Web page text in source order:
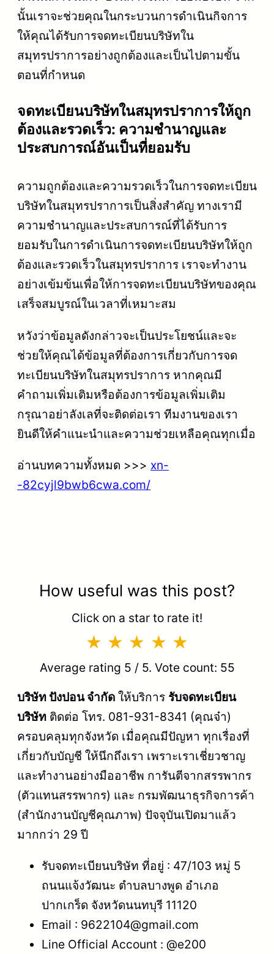
นั้นเราจะช่วยคุณในกระบวนการดำเนินกิจการ
ให้คุณได้รับการจดทะเบียนบริษัทใน
สมุทรปราการอย่างถูกต้องและเป็นไปตามขั้น
ตอนที่กำหนด
จดทะเบียนบริษัทในสมุทรปราการให้ถูก
ต้องและรวดเร็ว: ความชำนาญและ
ประสบการณ์อันเป็นที่ยอมรับ
ความถูกต้องและความรวดเร็วในการจดทะเบียน
บริษัทในสมุทรปราการเป็นสิ่งสำคัญ ทางเรามี
ความชำนาญและประสบการณ์ที่ได้รับการ
ยอมรับในการดำเนินการจดทะเบียนบริษัทให้ถูก
ต้องและรวดเร็วในสมุทรปราการ เราจะทำงาน
อย่างเข้มข้นเพื่อให้การจดทะเบียนบริษัทของคุณ
เสร็จสมบูรณ์ในเวลาที่เหมาะสม
หวังว่าข้อมูลดังกล่าวจะเป็นประโยชน์และจะ
ช่วยให้คุณได้ข้อมูลที่ต้องการเกี่ยวกับการจด
ทะเบียนบริษัทในสมุทรปราการ หากคุณมี
คำถามเพิ่มเติมหรือต้องการข้อมูลเพิ่มเติม
กรุณาอย่าลังเลที่จะติดต่อเรา ทีมงานของเรา
ยินดีให้คำแนะนำและความช่วยเหลือคุณทุกเมื่อ
อ่านบทความทั้งหมด >>> xn-
-82cyjl9bwb6cwa.com/
How useful was this post?
Click on a star to rate it!
Average rating 5 / 5. Vote count: 55
บริษัท ปังปอน จำกัด ให้บริการ รับจดทะเบียน
บริษัท ติดต่อ โทร. 081-931-8341 (คุณจ๋า)
ครอบคลุมทุกจังหวัด เมื่อคุณมีปัญหา ทุกเรื่องที่
เกี่ยวกับบัญชี ให้นึกถึงเรา เพราะเราเชี่ยวชาญ
และทำงานอย่างมืออาชีพ การันตีจากสรรพากร
(ตัวแทนสรรพากร) และ กรมพัฒนาธุรกิจการค้า
(สำนักงานบัญชีคุณภาพ) ปัจจุบันเปิดมาแล้ว
มากกว่า 29 ปี
รับจดทะเบียนบริษัท ที่อยู่ : 47/103 หมู่ 5
ถนนแจ้งวัฒนะ ตำบลบางพูด อำเภอ
ปากเกร็ด จังหวัดนนทบุรี 11120
Email : 9622104@gmail.com
Line Official Account : @e200